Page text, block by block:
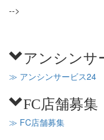
-->
アンシンサ
≫ アンシンサービス24
FC店舗募集
≫ FC店舗募集